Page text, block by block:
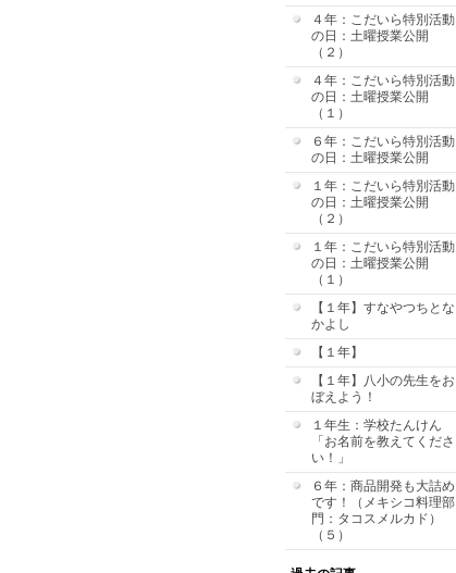
４年：こだいら特別活動
の日：土曜授業公開
（２）
４年：こだいら特別活動
の日：土曜授業公開
（１）
６年：こだいら特別活動
の日：土曜授業公開
１年：こだいら特別活動
の日：土曜授業公開
（２）
１年：こだいら特別活動
の日：土曜授業公開
（１）
【１年】すなやつちとな
かよし
【１年】
【１年】八小の先生をお
ぼえよう！
１年生：学校たんけん
「お名前を教えてくださ
い！」
６年：商品開発も大詰め
です！（メキシコ料理部
門：タコスメルカド）
（５）